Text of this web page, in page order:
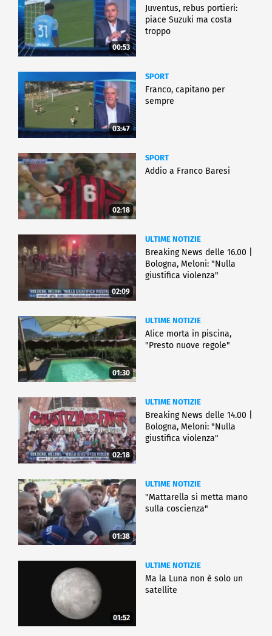
00:53
Juventus, rebus portieri:
piace Suzuki ma costa
troppo
03:47
SPORT
Franco, capitano per
sempre
02:18
SPORT
Addio a Franco Baresi
02:09
ULTIME NOTIZIE
Breaking News delle 16.00 |
Bologna, Meloni: "Nulla
giustifica violenza"
01:30
ULTIME NOTIZIE
Alice morta in piscina,
"Presto nuove regole"
02:18
ULTIME NOTIZIE
Breaking News delle 14.00 |
Bologna, Meloni: "Nulla
giustifica violenza"
01:38
ULTIME NOTIZIE
"Mattarella si metta mano
sulla coscienza"
01:52
ULTIME NOTIZIE
Ma la Luna non è solo un
satellite